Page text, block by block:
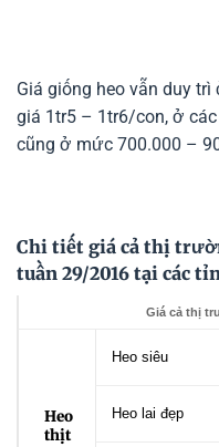
Giá giống heo vẫn duy
giá 1tr5 – 1tr6/con, ở
cũng ở mức 700.000 –
Chi tiết giá cả thị
tuần 29/2016 tại các
Giá cả thị
Heo
thịt
Heo siêu
Heo lai đẹp